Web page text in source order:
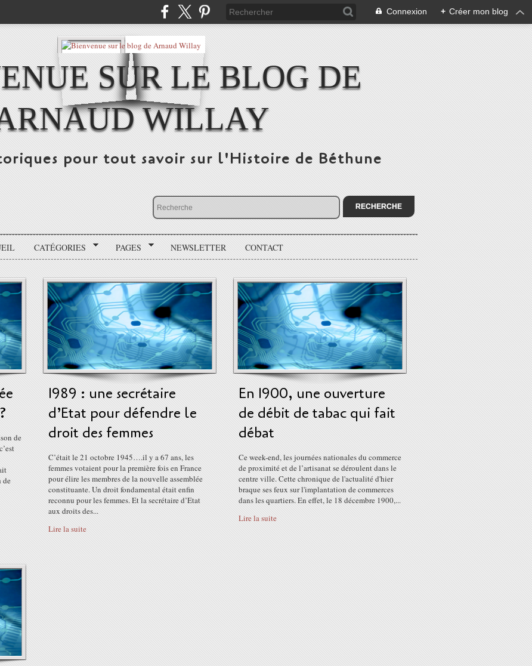
Connexion + Créer mon blog
SUR LE BLOG DE
WILLAY
pour tout savoir sur l'Histoire de Béthune
CATÉGORIES PAGES NEWSLETTER CONTACT
de
de
1989 : une secrétaire
d’Etat pour défendre le
droit des femmes
C’était le 21 octobre 1945….il y a 67 ans, les
femmes votaient pour la première fois en France
pour élire les membres de la nouvelle assemblée
constituante. Un droit fondamental était enfin
reconnu pour les femmes. Et la secrétaire d’Etat
aux droits des...
Lire la suite
En 1900, une ouverture
de débit de tabac qui fait
débat
Ce week-end, les journées nationales du commerce
de proximité et de l’artisanat se déroulent dans le
centre ville. Cette chronique de l'actualité d'hier
braque ses feux sur l'implantation de commerces
dans les quartiers. En effet, le 18 décembre 1900,...
Lire la suite